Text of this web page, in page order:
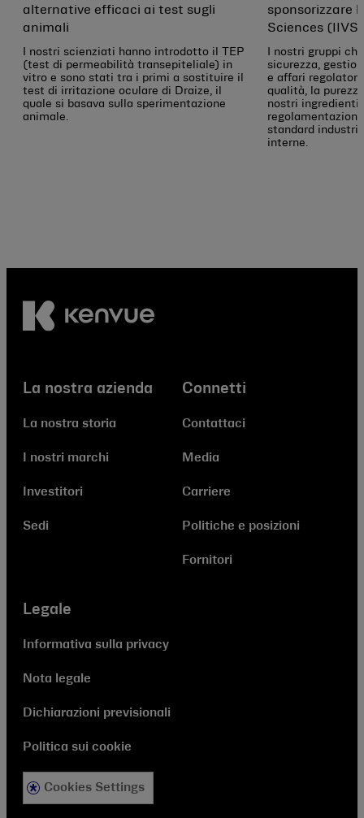
alternative efficaci ai test sugli
animali
I nostri scienziati hanno introdotto il TEP
(test di permeabilità transepiteliale) in
vitro e sono stati tra i primi a sostituire il
test di irritazione oculare di Draize, il
quale si basava sulla sperimentazione
animale.
sponsorizzare
Sciences (IIVS)
I nostri gruppi
sicurezza,
e affari regolatori
qualità, la
nostri ingredienti
standard
interne.
La nostra azienda
La nostra storia
I nostri marchi
Investitori
Sedi
Connetti
Contattaci
Media
Carriere
Politiche e posizioni
Fornitori
Legale
Informativa sulla privacy
Nota legale
Dichiarazioni previsionali
Politica sui cookie
Cookies Settings